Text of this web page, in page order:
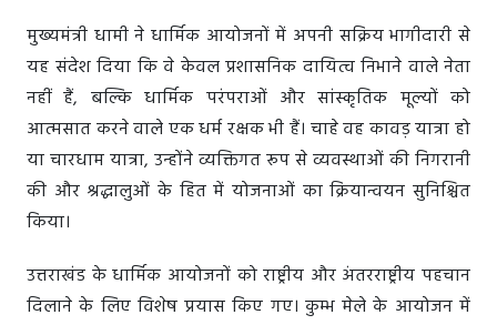
मुख्यमंत्री धामी ने धार्मिक आयोजनों में अपनी सक्रिय भागीदारी से
यह संदेश दिया कि वे केवल प्रशासनिक दायित्व निभाने वाले नेता
नहीं हैं, बल्कि धार्मिक परंपराओं और सांस्कृतिक मूल्यों को
आत्मसात करने वाले एक धर्म रक्षक भी हैं। चाहे वह कावड़ यात्रा हो
या चारधाम यात्रा, उन्होंने व्यक्तिगत रूप से व्यवस्थाओं की निगरानी
की और श्रद्धालुओं के हित में योजनाओं का क्रियान्वयन सुनिश्चित
किया।
उत्तराखंड के धार्मिक आयोजनों को राष्ट्रीय और अंतरराष्ट्रीय पहचान
दिलाने के लिए विशेष प्रयास किए गए। कुम्भ मेले के आयोजन में